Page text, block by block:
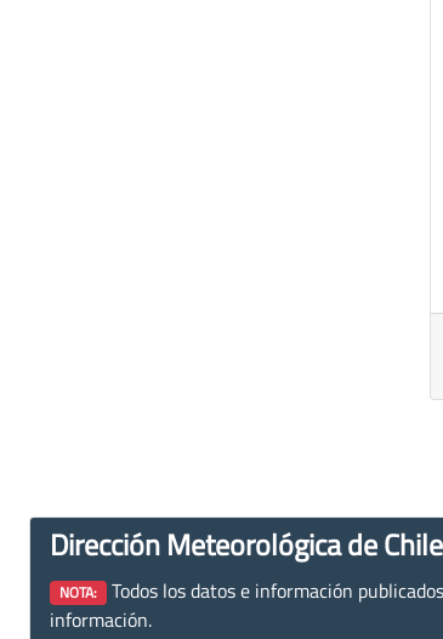
Dirección Meteorológica de
NOTA: Todos los datos e información
información.